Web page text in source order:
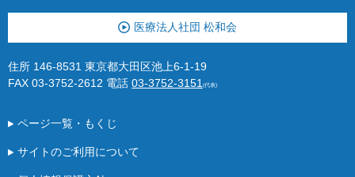
医療法人社団 松和会
住所 146-8531 東京都大田区池上6-1-19
FAX 03-3752-2612 電話 03-3752-3151 (代表)
ページ一覧・もくじ
サイトのご利用について